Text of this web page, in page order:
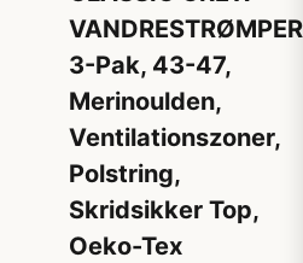
3-Pak, 43-47,
Merinoulden,
Ventilationszoner,
Polstring,
Skridsikker Top,
Oeko-Tex